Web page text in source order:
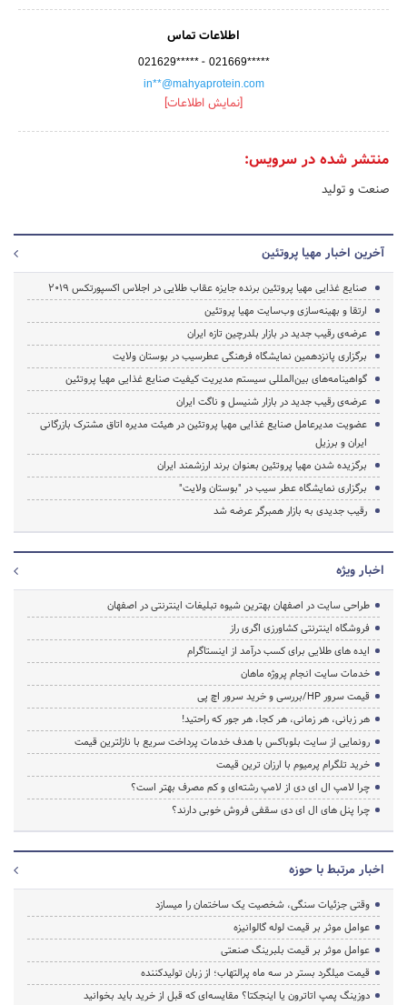
اطلاعات تماس
021629***** - 021669*****
in**@mahyaprotein.com
[نمایش اطلاعات]
منتشر شده در سرویس:
صنعت و تولید
آخرین اخبار مهیا پروتئین
صنایع غذایی مهیا پروتئین برنده جایزه عقاب طلایی در اجلاس اکسپورتکس 2019
ارتقا و بهینه‌سازی وب‌سایت مهیا پروتئین
عرضه‌ی رقیب جدید در بازار بلدرچین تازه ایران
برگزاری پانزدهمین نمایشگاه فرهنگی عطرسیب در بوستان ولایت
گواهینامه‌های بین‌المللی سیستم مدیریت کیفیت صنایع غذایی مهیا پروتئین
عرضه‌ی رقیب جدید در بازار شنیسل و ناگت ایران
عضویت مدیرعامل صنایع غذایی مهیا پروتئین در هیئت مدیره اتاق مشترک بازرگانی
ایران و برزیل
برگزیده شدن مهیا پروتئین بعنوان برند ارزشمند ایران
برگزاری نمایشگاه عطر سیب در "بوستان ولایت"
رقیب جدیدی به بازار همبرگر عرضه شد
اخبار ویژه
طراحی سایت در اصفهان بهترین شیوه تبلیغات اینترنتی در اصفهان
فروشگاه اینترنتی کشاورزی اگری راز
ایده های طلایی برای کسب درآمد از اینستاگرام
خدمات سایت انجام پروژه ماهان
قیمت سرور HP/بررسی و خرید سرور اچ پی
هر زبانی، هر زمانی، هر کجا، هر جور که راحتید!
رونمایی از سایت بلوباکس با هدف خدمات پرداخت سریع با نازلترین قیمت
خرید تلگرام پرمیوم با ارزان ترین قیمت
چرا لامپ ال ای دی از لامپ رشته‌ای و کم مصرف بهتر است؟
چرا پنل های ال ای دی سقفی فروش خوبی دارند؟
اخبار مرتبط با حوزه
وقتی جزئیات سنگی، شخصیت یک ساختمان را میسازد
عوامل موثر بر قیمت لوله گالوانیزه
عوامل موثر بر قیمت بلبرینگ صنعتی
قیمت میلگرد بستر در سه ماه پرالتهاب؛ از زبان تولیدکننده
دوزینگ پمپ اتاترون یا اینجکتا؟ مقایسه‌ای که قبل از خرید باید بخوانید